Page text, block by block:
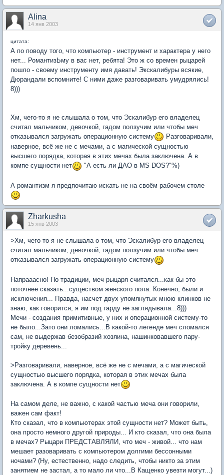
Alina
14 янв 2003
цитата:
А по поводу того, что компьютер - инструмент и характера у него
нет... РомантизЬму в вас нет, ребята! Это ж со времен рыцарей
пошло - своему инструменту имя давать! Экскалибуры всякие,
Дюрандали вспомните! С ними даже разговаривать умудрялись!
8)))
Хм, чего-то я не слышала о том, что Эскалибур его владелец
считал мальчиком, девочкой, гадом ползучим или чтобы меч
отказывался загружать операционную систему
Разговаривали,
наверное, всё же не с мечами, а с магической сущностью
высшего порядка, которая в этих мечах была заключена. А в
компе сущности нет
"А есть ли ДАО в MS DOS?"%)
А романтизм я предпочитаю искать не на своём рабочем столе
Zharkusha
15 янв 2003
>Хм, чего-то я не слышала о том, что Эскалибур его владелец
считал мальчиком, девочкой, гадом ползучим или чтобы меч
отказывался загружать операционную систему
Напрааасно! По традиции, меч рыцаря считался...как бы это
поточнее сказать...существом женского пола. Конечно, были и
исключения... Правда, насчет двух упомянутых мною клинков не
знаю, как говорится, я им под гарду не заглядывала...8)))
Мечи - создания примитивные, у них и операционной систему-то
не было...Зато они ломались...В какой-то легенде меч сломался
сам, не выдержав безобразий хозяина, нашинковавшего пару-
тройку деревень...
>Разговаривали, наверное, всё же не с мечами, а с магической
сущностью высшего порядка, которая в этих мечах была
заключена. А в компе сущности нет
На самом деле, не важно, с какой частью меча они говорили,
важен сам факт!
Кто сказал, что в компьютерах этой сущности нет? Может быть,
она просто немного другой природы... И кто сказал, что она была
в мечах? Рыцари ПРЕДСТАВЛЯЛИ, что меч - живой... что нам
мешает разоваривать с компьютером долгими бессонными
ночами? (Ну, естественно, надо следить, чтобы никто за этим
занятием не застал, а то мало ли что...В Кащенко увезти могут...)